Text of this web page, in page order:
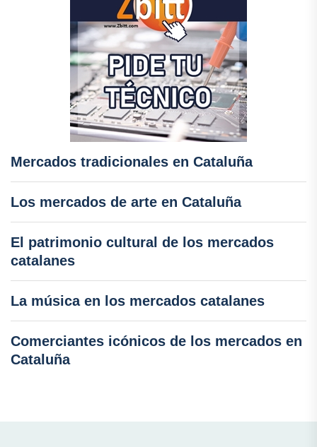
Mercados tradicionales en Cataluña
Los mercados de arte en Cataluña
El patrimonio cultural de los mercados
catalanes
La música en los mercados catalanes
Comerciantes icónicos de los mercados en
Cataluña